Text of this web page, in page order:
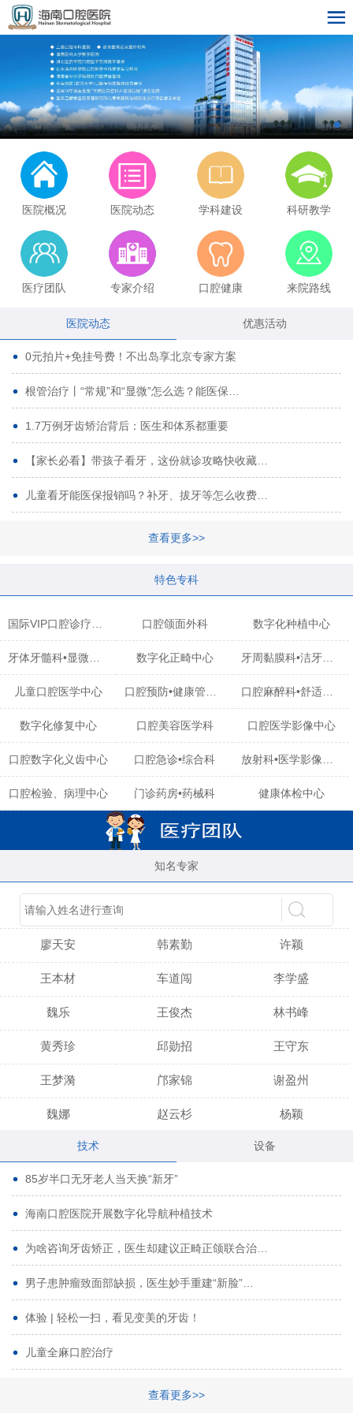
医院概况 医院动态 学科建设 科研教学
医疗团队 专家介绍 口腔健康 来院路线
医院动态 优惠活动
0元拍片+免挂号费！不出岛享北京专家方案
根管治疗丨“常规”和“显微”怎么选？能医保…
1.7万例牙齿矫治背后：医生和体系都重要
【家长必看】带孩子看牙，这份就诊攻略快收藏…
儿童看牙能医保报销吗？补牙、拔牙等怎么收费…
查看更多>>
特色专科
口腔颌面外科 数字化种植中心
数字化正畸中心 牙周黏膜科•洁牙中心
儿童口腔医学中心 口腔麻醉科•舒适化诊疗中心
数字化修复中心 口腔美容医学科 口腔医学影像中心
口腔数字化义齿中心 口腔急诊•综合科
口腔检验、病理中心 门诊药房•药械科 健康体检中心
知名专家
陈育玲 吴晓桃
廖天安 韩素勤 许颖
王本材 车道闯 李学盛
魏乐 王俊杰 林书峰
黄秀珍 邱勋招 王守东
王梦漪 邝家锦 谢盈州
魏娜 赵云杉 杨颖
黄启龙
代艳虹 林芳诚
曹香林 姜炳华
姚宗将 梁春晓
林夏羽 颜晶
路娜 商晔
周碧玲
技术 设备
85岁半口无牙老人当天换“新牙”
海南口腔医院开展数字化导航种植技术
为啥咨询牙齿矫正，医生却建议正畸正颌联合治…
男子患肿瘤致面部缺损，医生妙手重建“新脸”…
体验 | 轻松一扫，看见变美的牙齿！
儿童全麻口腔治疗
查看更多>>